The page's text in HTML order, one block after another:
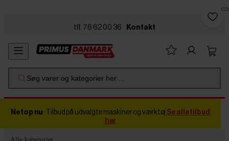
tlf. 76 62 00 36 Kontakt
Søg varer og kategorier her ...
Netop nu: Tilbud på udvalgte maskiner og værktøj Se alle tilbud
her